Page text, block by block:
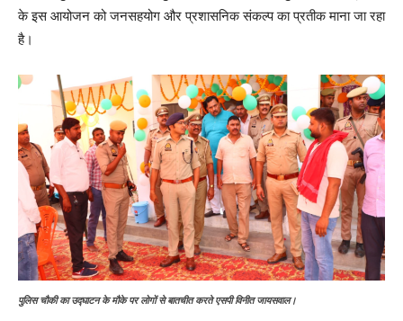
के इस आयोजन को जनसहयोग और प्रशासनिक संकल्प का प्रतीक माना जा रहा
है।
पुलिस चौकी का उद्घाटन के मौके पर लोगों से बातचीत करते एसपी विनीत जायसवाल।